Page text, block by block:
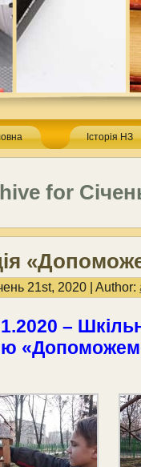
Історія НЗ
for
21st, 2020 | Author:
–